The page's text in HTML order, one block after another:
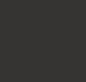
доповнювати